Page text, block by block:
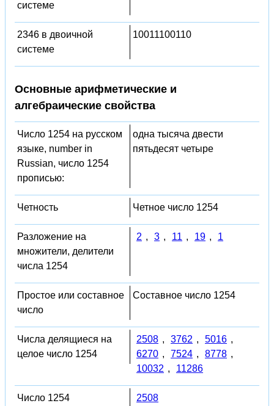
системе
2346 в двоичной
системе
10011100110
Основные арифметические и
алгебраические свойства
Число 1254 на русском
языке, number in
Russian, число 1254
прописью:
одна тысяча двести
пятьдесят четыре
Четность Четное число 1254
Разложение на
множители, делители
числа 1254
2 , 3 , 11 , 19 , 1
Простое или составное
число
Составное число 1254
Числа делящиеся на
целое число 1254
2508 , 3762 , 5016 ,
6270 , 7524 , 8778 ,
10032 , 11286
Число 1254
2508